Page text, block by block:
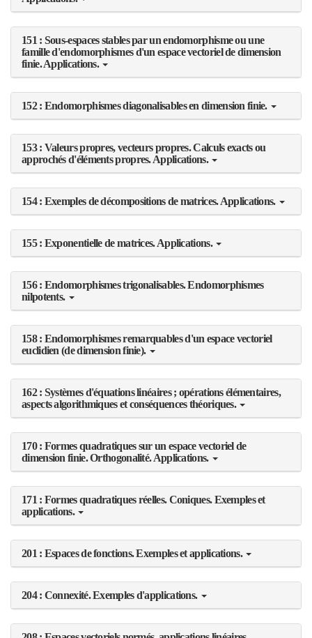
151 : Sous-espaces stables par un endomorphisme ou une
famille d'endomorphismes d'un espace vectoriel de dimension
finie. Applications.
152 : Endomorphismes diagonalisables en dimension finie.
153 : Valeurs propres, vecteurs propres. Calculs exacts ou
approchés d'éléments propres. Applications.
154 : Exemples de décompositions de matrices. Applications.
155 : Exponentielle de matrices. Applications.
156 : Endomorphismes trigonalisables. Endomorphismes
nilpotents.
158 : Endomorphismes remarquables d'un espace vectoriel
euclidien (de dimension finie).
162 : Systèmes d'équations linéaires ; opérations élémentaires,
aspects algorithmiques et conséquences théoriques.
170 : Formes quadratiques sur un espace vectoriel de
dimension finie. Orthogonalité. Applications.
171 : Formes quadratiques réelles. Coniques. Exemples et
applications.
201 : Espaces de fonctions. Exemples et applications.
204 : Connexité. Exemples d'applications.